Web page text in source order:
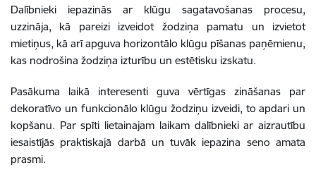
Dalībnieki iepazinās ar klūgu sagatavošanas procesu,
uzzināja, kā pareizi izveidot žodziņa pamatu un izvietot
mietiņus, kā arī apguva horizontālo klūgu pīšanas paņēmienu,
kas nodrošina žodziņa izturību un estētisku izskatu.
Pasākuma laikā interesenti guva vērtīgas zināšanas par
dekoratīvo un funkcionālo klūgu žodziņu izveidi, to apdari un
kopšanu. Par spīti lietainajam laikam dalībnieki ar aizrautību
iesaistījās praktiskajā darbā un tuvāk iepazina seno amata
prasmi.